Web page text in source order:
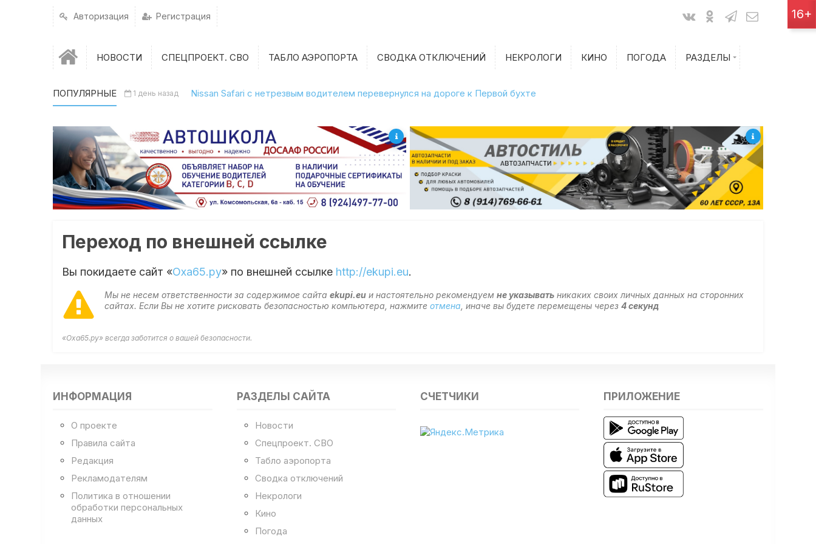
Авторизация Регистрация
НОВОСТИ СПЕЦПРОЕКТ. СВО ТАБЛО АЭРОПОРТА СВОДКА ОТКЛЮЧЕНИЙ НЕКРОЛОГИ КИНО ПОГОДА РАЗДЕЛЫ
Показания счетчиков
Билеты на поезд
ПОПУЛЯРНЫЕ 1 день назад Nissan Safari с нетрезвым водителем перевернулся на дороге к Первой бухте
Переход по внешней ссылке
Вы покидаете сайт «Оха65.ру» по внешней ссылке http://ekupi.eu.
Мы не несем ответственности за содержимое сайтаekupi.eu и настоятельно рекомендуемне указывать никаких своих личных данных на сторонних
сайтах. Если Вы не хотите рисковать безопасностью компьютера, нажмитеотмена , иначе вы будете перемещены через4секунд
«Оха65.ру» всегда заботится о вашей безопасности.
ИНФОРМАЦИЯ
О проекте
Правила сайта
Редакция
Рекламодателям
Политика в отношении
обработки персональных
данных
РАЗДЕЛЫ САЙТА
Новости
Спецпроект. СВО
Табло аэропорта
Сводка отключений
Некрологи
Кино
Погода
СЧЕТЧИКИ ПРИЛОЖЕНИЕ
16+